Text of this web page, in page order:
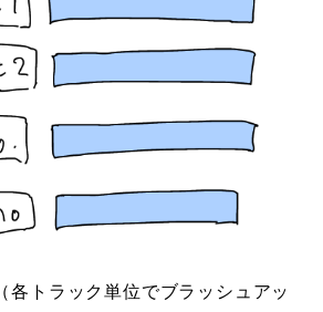
（各トラック単位でブラッシュアッ